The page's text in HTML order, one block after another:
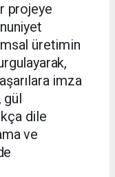
projeye
üretimin
imza
gül
dile
ve